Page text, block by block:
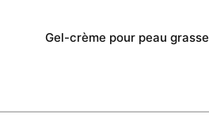
Gel-crème pour peau grasse